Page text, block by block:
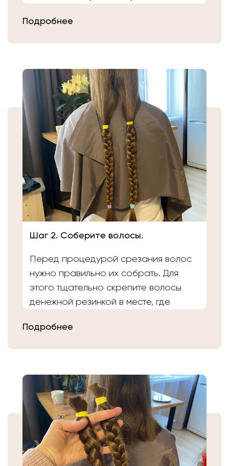
Затем плотно закрепите волосы
самостоятельно, то косичку
аккуратно уложите в пакет или бумагу.
Или просто приходите в салон «Банк
Волос».
Подробнее
Шаг 2. Соберите волосы.
Перед процедурой срезания волос
нужно правильно их собрать. Для
этого тщательно скрепите волосы
денежной резинкой в месте, где
Подробнее